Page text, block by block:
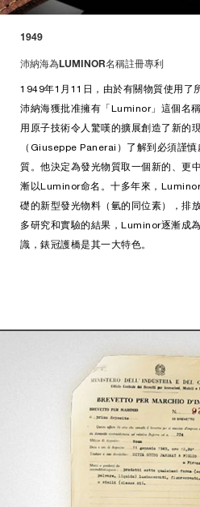
1949
沛納海為LUMINOR名稱註冊專利
1949年1月11日，由於有關物質使用了
沛納海獲批准擁有「Luminor」這個名
用原子技術令人驚嘆的擴展創造了新的
（Giuseppe Panerai）了解到必須謹慎
質。他決定為發光物質取一個新的、更
漸以Luminor命名。十多年來，
礎的新型發光物料（氫的同位素），排
多研究和實驗的結果，Luminor逐漸成
識，錶冠護橋是其一大特色。